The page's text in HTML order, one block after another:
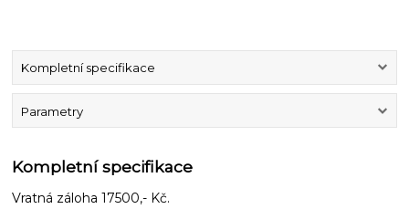
Kompletní specifikace
Parametry
Kompletní specifikace
Vratná záloha 17500,- Kč.